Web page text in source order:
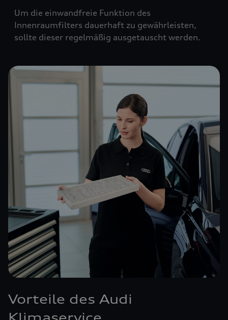
Um die einwandfreie Funktion des
Innenraumfilters dauerhaft zu gewährleisten,
sollte dieser regelmäßig ausgetauscht werden.
Vorteile des Audi